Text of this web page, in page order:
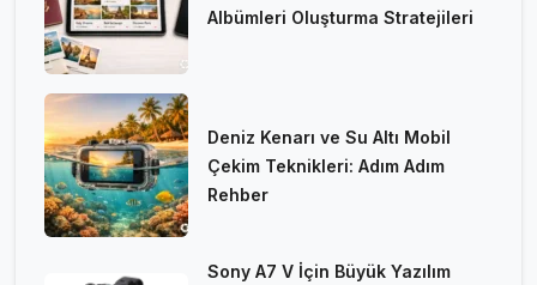
Albümleri Oluşturma Stratejileri
Deniz Kenarı ve Su Altı Mobil
Çekim Teknikleri: Adım Adım
Rehber
Sony A7 V İçin Büyük Yazılım